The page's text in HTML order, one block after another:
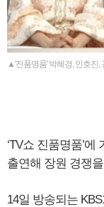
▲'진품명품' 박혜경, 인호진,
‘TV쇼 진품명품’
출연해 장원 경쟁
14일 방송되는